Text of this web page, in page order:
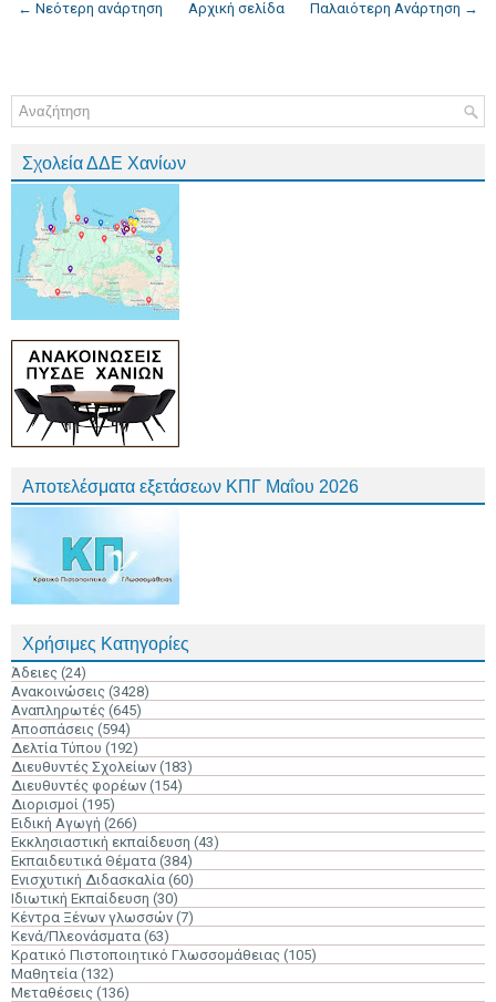
← Νεότερη ανάρτηση Παλαιότερη Ανάρτηση →
Αρχική σελίδα
Σχολεία ΔΔΕ Χανίων
Αποτελέσματα εξετάσεων ΚΠΓ Μαΐου 2026
Χρήσιμες Κατηγορίες
Άδειες (24)
Ανακοινώσεις (3428)
Αναπληρωτές (645)
Αποσπάσεις (594)
Δελτία Τύπου (192)
Διευθυντές Σχολείων (183)
Διευθυντές φορέων (154)
Διορισμοί (195)
Ειδική Αγωγή (266)
Εκκλησιαστική εκπαίδευση (43)
Εκπαιδευτικά Θέματα (384)
Ενισχυτική Διδασκαλία (60)
Ιδιωτική Εκπαίδευση (30)
Κέντρα Ξένων γλωσσών (7)
Κενά/Πλεονάσματα (63)
Κρατικό Πιστοποιητικό Γλωσσομάθειας (105)
Μαθητεία (132)
Μεταθέσεις (136)